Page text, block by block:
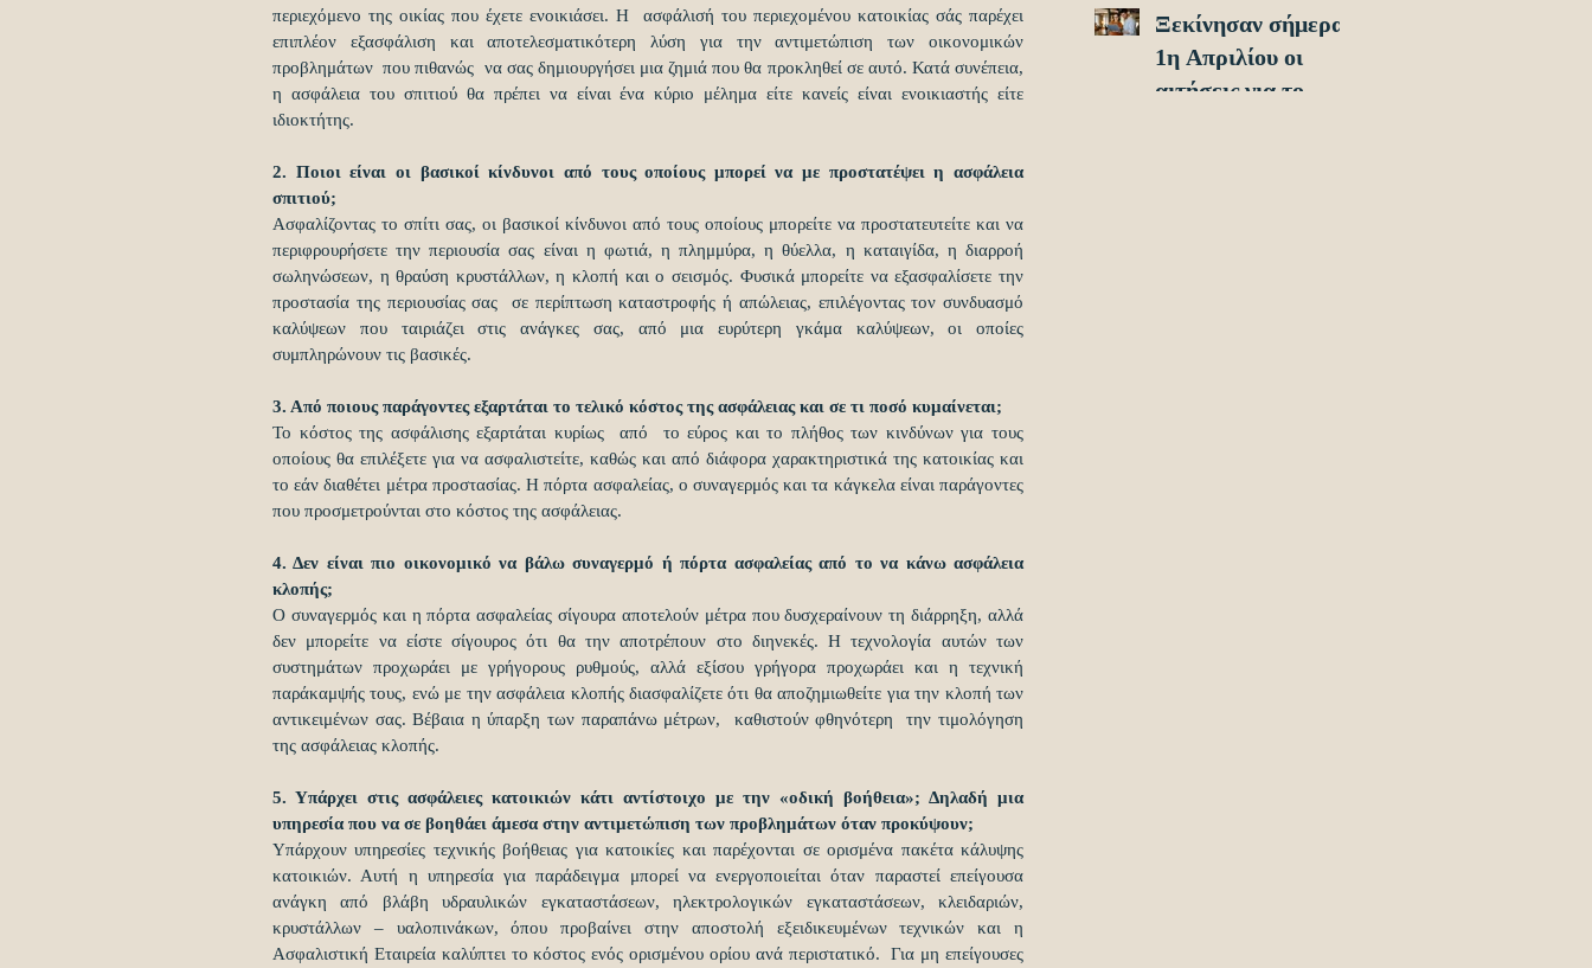
περιεχόμενο της οικίας που έχετε ενοικιάσει. Η  ασφάλισή του περιεχομένου κατοικίας σάς παρέχει
επιπλέον εξασφάλιση και αποτελεσματικότερη λύση για την αντιμετώπιση των οικονομικών
προβλημάτων  που πιθανώς  να σας δημιουργήσει μια ζημιά που θα προκληθεί σε αυτό. Κατά συνέπεια,
η ασφάλεια του σπιτιού θα πρέπει να είναι ένα κύριο μέλημα είτε κανείς είναι ενοικιαστής είτε
ιδιοκτήτης.
2. Ποιοι είναι οι βασικοί κίνδυνοι από τους οποίους μπορεί να με προστατέψει η ασφάλεια
σπιτιού;
Ασφαλίζοντας το σπίτι σας, οι βασικοί κίνδυνοι από τους οποίους μπορείτε να προστατευτείτε και να
περιφρουρήσετε την περιουσία σας είναι η φωτιά, η πλημμύρα, η θύελλα, η καταιγίδα, η διαρροή
σωληνώσεων, η θραύση κρυστάλλων, η κλοπή και ο σεισμός. Φυσικά μπορείτε να εξασφαλίσετε την
προστασία της περιουσίας σας  σε περίπτωση καταστροφής ή απώλειας, επιλέγοντας τον συνδυασμό
καλύψεων που ταιριάζει στις ανάγκες σας, από μια ευρύτερη γκάμα καλύψεων, οι οποίες
συμπληρώνουν τις βασικές.
3. Από ποιους παράγοντες εξαρτάται το τελικό κόστος της ασφάλειας και σε τι ποσό κυμαίνεται;
Το κόστος της ασφάλισης εξαρτάται κυρίως  από  το εύρος και το πλήθος των κινδύνων για τους
οποίους θα επιλέξετε για να ασφαλιστείτε, καθώς και από διάφορα χαρακτηριστικά της κατοικίας και
το εάν διαθέτει μέτρα προστασίας. Η πόρτα ασφαλείας, ο συναγερμός και τα κάγκελα είναι παράγοντες
που προσμετρούνται στο κόστος της ασφάλειας.
4. Δεν είναι πιο οικονομικό να βάλω συναγερμό ή πόρτα ασφαλείας από το να κάνω ασφάλεια
κλοπής;
Ο συναγερμός και η πόρτα ασφαλείας σίγουρα αποτελούν μέτρα που δυσχεραίνουν τη διάρρηξη, αλλά
δεν μπορείτε να είστε σίγουρος ότι θα την αποτρέπουν στο διηνεκές. Η τεχνολογία αυτών των
συστημάτων προχωράει με γρήγορους ρυθμούς, αλλά εξίσου γρήγορα προχωράει και η τεχνική
παράκαμψής τους, ενώ με την ασφάλεια κλοπής διασφαλίζετε ότι θα αποζημιωθείτε για την κλοπή των
αντικειμένων σας. Βέβαια η ύπαρξη των παραπάνω μέτρων,  καθιστούν φθηνότερη  την τιμολόγηση
της ασφάλειας κλοπής.
5. Υπάρχει στις ασφάλειες κατοικιών κάτι αντίστοιχο με την «οδική βοήθεια»; Δηλαδή μια
υπηρεσία που να σε βοηθάει άμεσα στην αντιμετώπιση των προβλημάτων όταν προκύψουν;
Υπάρχουν υπηρεσίες τεχνικής βοήθειας για κατοικίες και παρέχονται σε ορισμένα πακέτα κάλυψης
κατοικιών. Αυτή η υπηρεσία για παράδειγμα μπορεί να ενεργοποιείται όταν παραστεί επείγουσα
ανάγκη από βλάβη υδραυλικών εγκαταστάσεων, ηλεκτρολογικών εγκαταστάσεων, κλειδαριών,
κρυστάλλων – υαλοπινάκων, όπου προβαίνει στην αποστολή εξειδικευμένων τεχνικών και η
Ασφαλιστική Εταιρεία καλύπτει το κόστος ενός ορισμένου ορίου ανά περιστατικό.  Για μη επείγουσες
Ξεκίνησαν σήμερα
1η Απριλίου οι
αιτήσεις για το